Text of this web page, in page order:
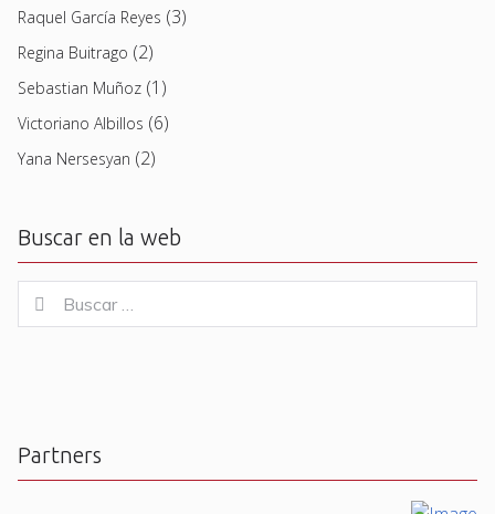
Raquel García Reyes (3)
Regina Buitrago (2)
Sebastian Muñoz (1)
Victoriano Albillos (6)
Yana Nersesyan (2)
Buscar en la web
for:
Buscar
Partners